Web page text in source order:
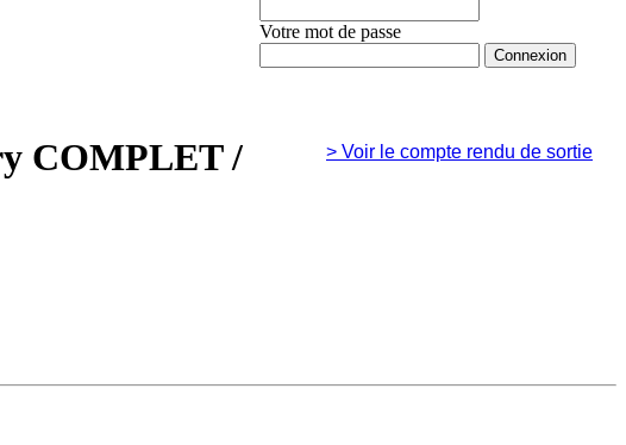
Votre mot de passe
> Voir le compte rendu de sortie
COMPLET/